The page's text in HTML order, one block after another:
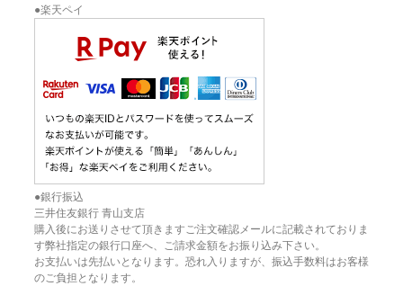
●楽天ペイ
●銀行振込
三井住友銀行 青山支店
購入後にお送りさせて頂きますご注文確認メールに記載されておりま
す弊社指定の銀行口座へ、ご請求金額をお振り込み下さい。
お支払いは先払いとなります。恐れ入りますが、振込手数料はお客様
のご負担となります。